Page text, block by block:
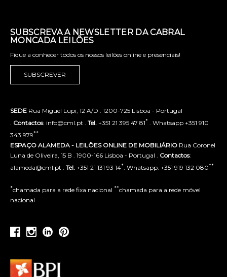
SUBSCREVA A NEWSLETTER DA CABRAL
MONCADA LEILÕES
Fique a conhecer todos os nossos leilões online e presenciais!
SUBSCREVER
SEDE Rua Miguel Lupi, 12 A/D . 1200-725 Lisboa - Portugal
. Contactos: info@cml.pt . Tel. +351 21 395 47 81* . Whatsapp +351 910
343 979**
ESPAÇO ALAMEDA - LEILÕES ONLINE DE MOBILIÁRIO Rua Coronel
Luna de Oliveira, 15 B . 1900-166 Lisboa - Portugal . Contactos:
alameda@cml.pt . Tel. +351 21 131 93 14*. Whatsapp. +351 919 132 080**
*chamada para a rede fixa nacional **chamada para a rede móvel
nacional